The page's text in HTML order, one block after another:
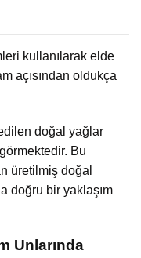
kullanılarak elde
açısından oldukça
doğal yağlar
Bu
üretilmiş doğal
doğru bir yaklaşım
Unlarında